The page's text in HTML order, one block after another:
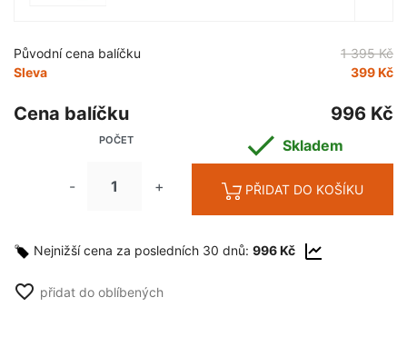
Původní cena balíčku
1 395 Kč
Sleva
399 Kč
Cena balíčku 996 Kč
POČET
- +
 Skladem
PŘIDAT DO KOŠÍKU
Nejnižší cena za posledních 30 dnů: 996 Kč
favorite_border přidat do oblíbených